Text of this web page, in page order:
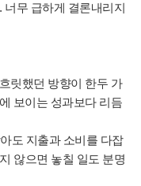
너무 급하게 결론내리지
릿했던 방향이 한두 가
보이는 성과보다 리듬
도 지출과 소비를 다잡
않으면 놓칠 일도 분명